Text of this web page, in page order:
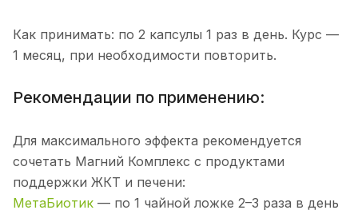
Как принимать: по 2 капсулы 1 раз в день. Курс —
1 месяц, при необходимости повторить.
Рекомендации по применению:
Для максимального эффекта рекомендуется
сочетать Магний Комплекс с продуктами
поддержки ЖКТ и печени:
МетаБиотик — по 1 чайной ложке 2–3 раза в день